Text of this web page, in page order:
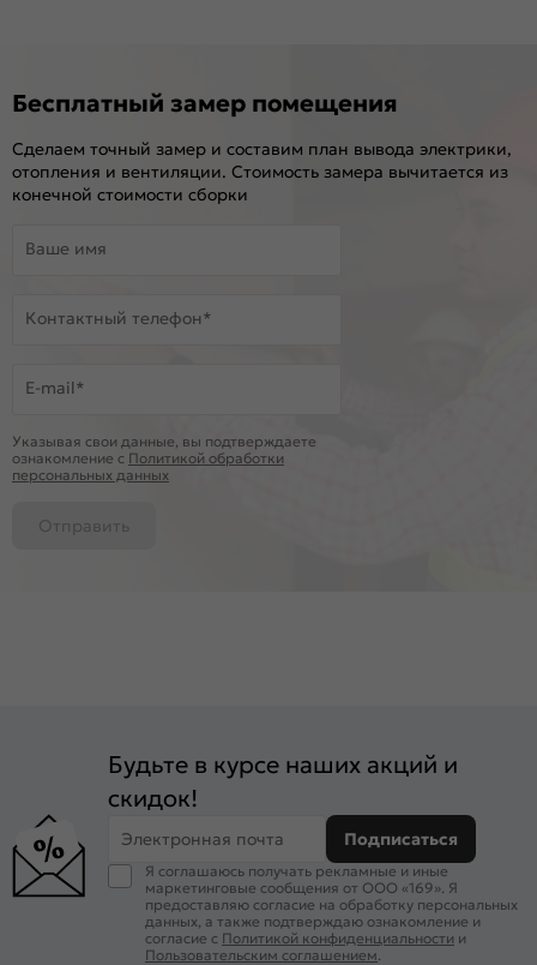
Бесплатный замер помещения
Сделаем точный замер и составим план вывода электрики,
отопления и вентиляции. Стоимость замера вычитается из
конечной стоимости сборки
Ваше имя
Контактный телефон*
E-mail*
Указывая свои данные, вы подтверждаете
ознакомление c Политикой обработки
персональных данных
Отправить
Будьте в курсе наших акций и
скидок!
Электронная почта Подписаться
Я соглашаюсь получать рекламные и иные
маркетинговые сообщения от ООО «169». Я
предоставляю согласие на обработку персональных
данных, а также подтверждаю ознакомление и
согласие с Политикой конфиденциальности и
Пользовательским соглашением